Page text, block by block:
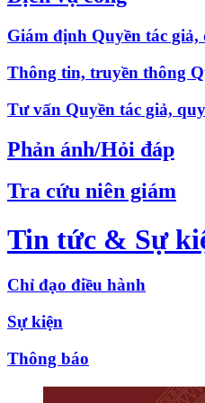
Giám định Quyền tác giả,
Thông tin, truyền thông
Tư vấn Quyền tác giả,
Phản ánh/Hỏi đáp
Tra cứu niên giám
Tin tức & Sự
Chỉ đạo điều hành
Sự kiện
Thông báo